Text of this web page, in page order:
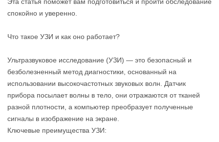
Эта статья поможет вам подготовиться и пройти обследование
спокойно и уверенно.
Что такое УЗИ и как оно работает?
Ультразвуковое исследование (УЗИ) — это безопасный и
безболезненный метод диагностики, основанный на
использовании высокочастотных звуковых волн. Датчик
прибора посылает волны в тело, они отражаются от тканей
разной плотности, а компьютер преобразует полученные
сигналы в изображение на экране.
Ключевые преимущества УЗИ: